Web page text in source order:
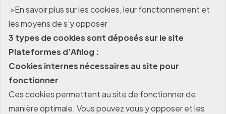
>En savoir plus sur les cookies, leur fonctionnement et
les moyens de s’y opposer
3 types de cookies sont déposés sur le site
Plateformes d’Afilog :
Cookies internes nécessaires au site pour
fonctionner
Ces cookies permettent au site de fonctionner de
manière optimale. Vous pouvez vous y opposer et les